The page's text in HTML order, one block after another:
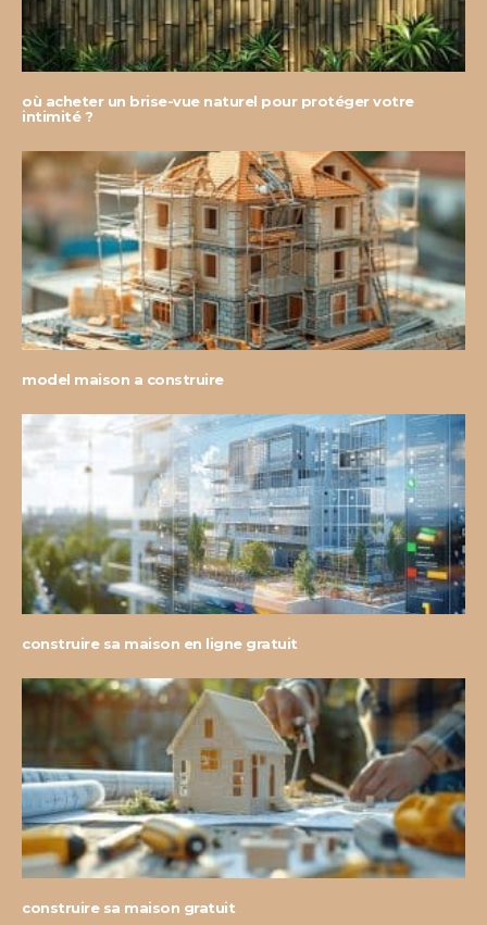
où acheter un brise-vue naturel pour protéger votre
intimité ?
model maison a construire
construire sa maison en ligne gratuit
construire sa maison gratuit